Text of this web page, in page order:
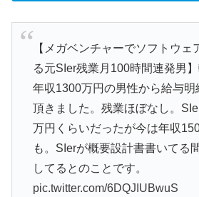
【メガベンチャーでソフトウェ
る元SIer残業月100時間連発男
年収1300万円の男性から給与明
頂きました。残業ほぼなし。
万円くらいだったが今は年収
も。SIerが概要設計書書いてる
してるとのことです。
pic.twitter.com/6DQJIUBwuS